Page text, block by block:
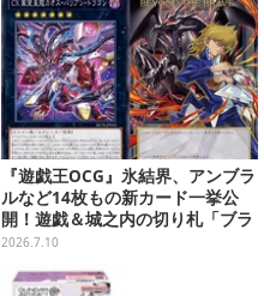
『遊戯王OCG』氷結界、アンブラ
ルなど14枚もの新カード一挙公
開！遊戯＆城之内の切り札「ブラ
ック・デーモンズ・ドラゴン」も
2026.7.10